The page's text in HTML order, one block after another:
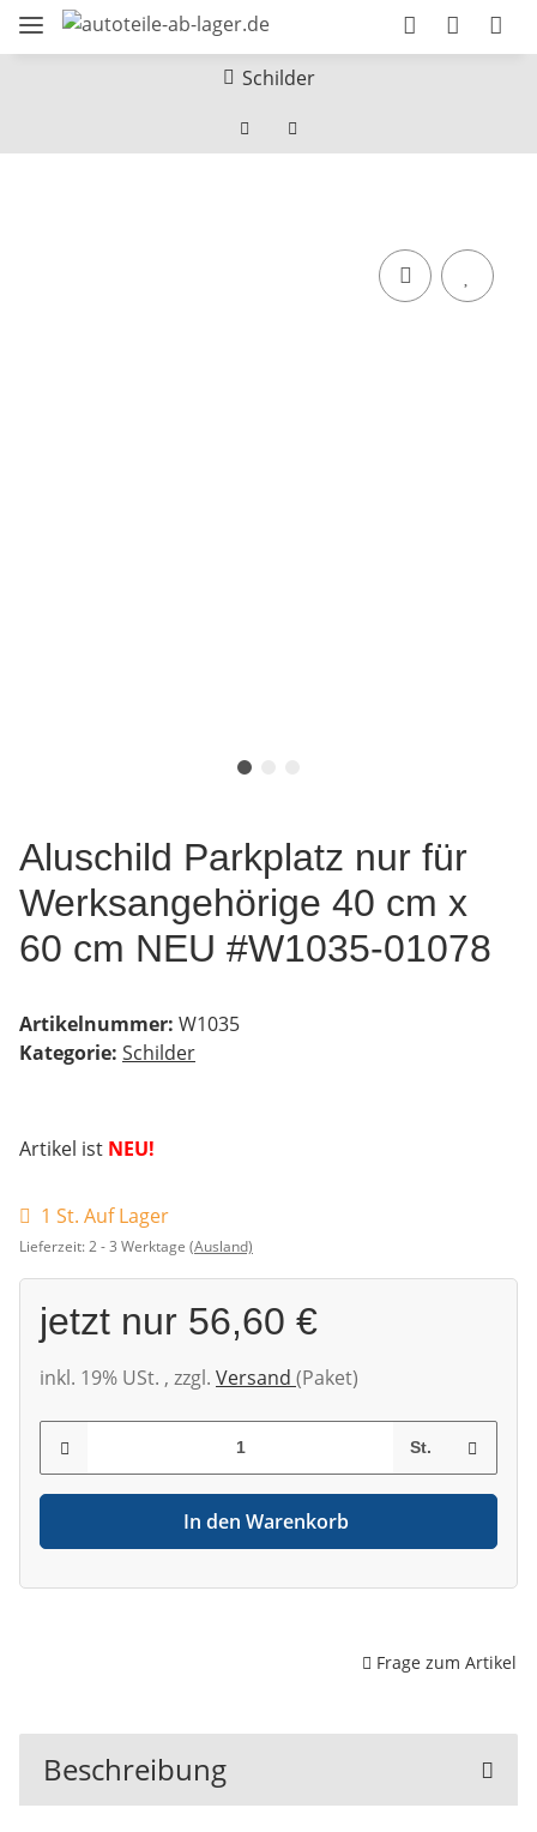
Schilder
Aluschild Parkplatz nur für
Werksangehörige 40 cm x
60 cm NEU #W1035-01078
Artikelnummer: W1035
Kategorie: Schilder
Artikel ist NEU!
1 St. Auf Lager
Lieferzeit:2 - 3 Werktage (Ausland)
jetzt nur 56,60 €
inkl. 19% USt. , zzgl. Versand (Paket)
St.
In den Warenkorb
Frage zum Artikel
Beschreibung